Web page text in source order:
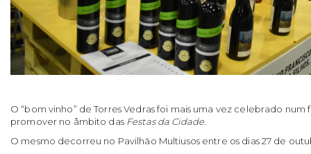
O “bom vinho” de Torres Vedras foi mais uma vez celebrado num
promover no âmbito das Festas da Cidade
O mesmo decorreu no Pavilhão Multiusos entre os dias 27 de